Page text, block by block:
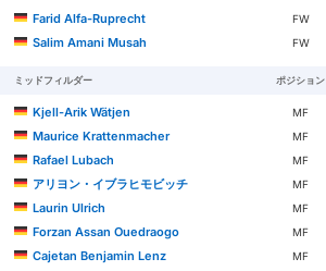
Farid Alfa-Ruprecht
FW
Salim Amani Musah
FW
ミッドフィルダー ポジション
Kjell-Arik Wätjen MF
Maurice Krattenmacher
MF
Rafael Lubach
MF
アリヨン・イブラヒモビッチ
MF
Laurin Ulrich
MF
Forzan Assan Ouedraogo
MF
Cajetan Benjamin Lenz
MF